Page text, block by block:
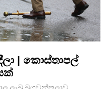
| කොස්තාපල්